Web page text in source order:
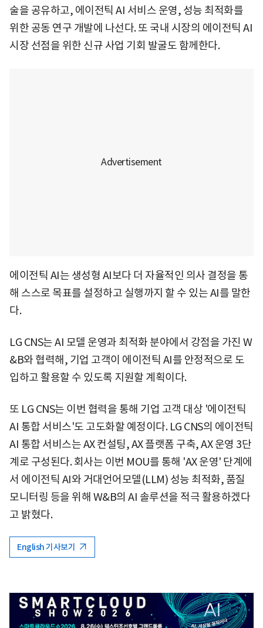
술을 공유하고, 에이전틱 AI 서비스 운영, 성능 최적화를
위한 공동 연구 개발에 나선다. 또 국내 시장의 에이전틱 AI
시장 선점을 위한 신규 사업 기회 발굴도 함께한다.
에이전틱 AI는 생성형 AI보다 더 자율적인 의사 결정을 통
해 스스로 목표를 설정하고 실행까지 할 수 있는 AI를 말한
다.
LG CNS는 AI 모델 운영과 최적화 분야에서 강점을 가진 W
&B와 협력해, 기업 고객이 에이전틱 AI를 안정적으로 도
입하고 활용할 수 있도록 지원할 계획이다.
또 LG CNS는 이번 협력을 통해 기업 고객 대상 '에이전틱
AI 통합 서비스'도 고도화할 예정이다. LG CNS의 에이전틱
AI 통합 서비스는 AX 컨설팅, AX 플랫폼 구축, AX 운영 3단
계로 구성된다. 회사는 이번 MOU를 통해 'AX 운영' 단계에
서 에이전틱 AI와 거대언어모델(LLM) 성능 최적화, 품질
모니터링 등을 위해 W&B의 AI 솔루션을 적극 활용하겠다
고 밝혔다.
English 기사보기